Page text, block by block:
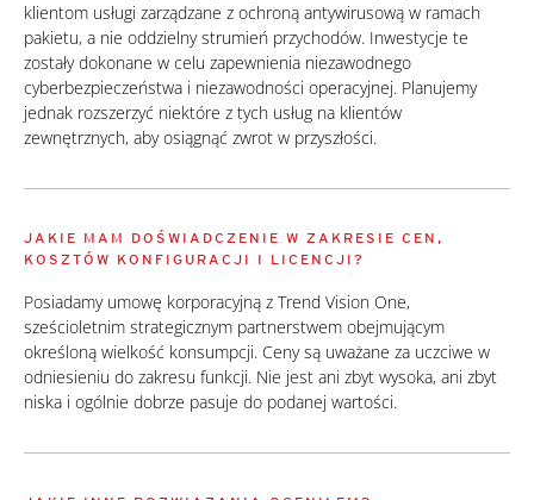
klientom usługi zarządzane z ochroną antywirusową w ramach
pakietu, a nie oddzielny strumień przychodów. Inwestycje te
zostały dokonane w celu zapewnienia niezawodnego
cyberbezpieczeństwa i niezawodności operacyjnej. Planujemy
jednak rozszerzyć niektóre z tych usług na klientów
zewnętrznych, aby osiągnąć zwrot w przyszłości.
JAKIE MAM DOŚWIADCZENIE W ZAKRESIE CEN,
KOSZTÓW KONFIGURACJI I LICENCJI?
Posiadamy umowę korporacyjną z Trend Vision One,
sześcioletnim strategicznym partnerstwem obejmującym
określoną wielkość konsumpcji. Ceny są uważane za uczciwe w
odniesieniu do zakresu funkcji. Nie jest ani zbyt wysoka, ani zbyt
niska i ogólnie dobrze pasuje do podanej wartości.